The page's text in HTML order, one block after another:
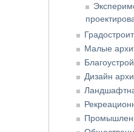
Малые
Дизайн